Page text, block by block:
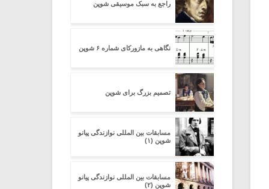
راجع به سبک موسیقی شوپن
نگاهی به مازورکای شماره ۶ شوپن
تصمیم بزرگ برای شوپن
مسابقات بین المللی نوازندگی پیانو
شوپن (۱)
مسابقات بین المللی نوازندگی پیانو
شوپن (۲)